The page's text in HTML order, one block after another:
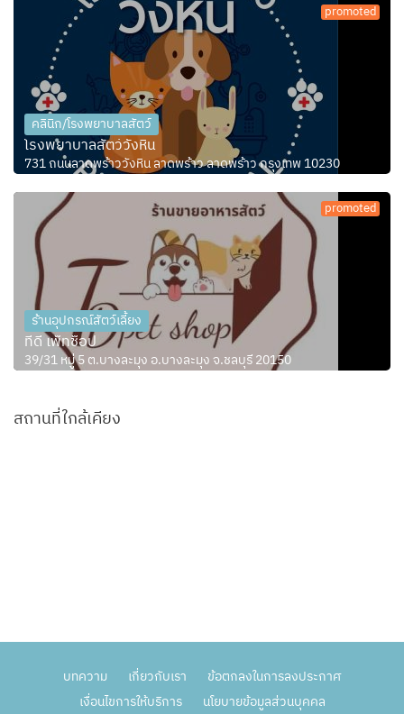
promoted
คลินิก/โรงพยาบาลสัตว์
โรงพยาบาลสัตว์วังหิน
731 ถนนลาดพร้าววังหิน ลาดพร้าว ลาดพร้าว กรุงเทพ 10230
promoted
ร้านอุปกรณ์สัตว์เลี้ยง
ทีดี เพ็ทช็อป
39/31 หมู่ 5 ต.บางละมุง อ.บางละมุง จ.ชลบุรี 20150
สถานที่ใกล้เคียง
บทความ เกี่ยวกับเรา
ข้อตกลงในการลงประกาศ
เงื่อนไขการให้บริการ
นโยบายข้อมูลส่วนบุคคล